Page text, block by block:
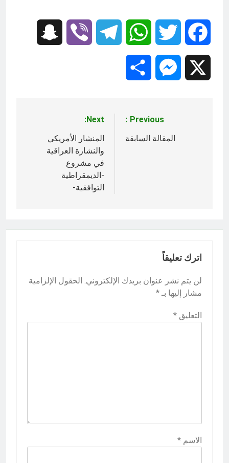
3 ساعات Ago Facebook
Twitter
WhatsApp
Telegram
Viber
Messenger
المقالات
Previous:
المقالة السابقة
Next:
المنشار الأمريكي
والنشارة العراقية
في مشروع
-الديمقراطية
التوافقية-
اترك تعليقاً
لن يتم نشر عنوان بريدك الإلكتروني. الحقول الإلزامية
مشار إليها بـ *
التعليق *
الاسم *